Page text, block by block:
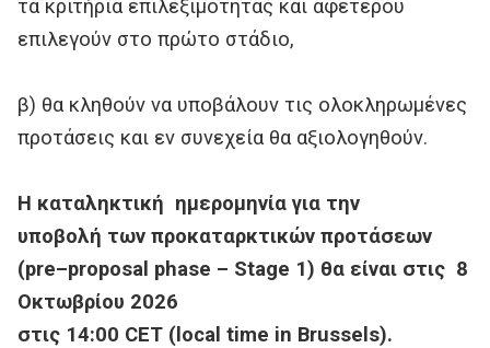
τα κριτήρια επιλεξιμότητας και αφετέρου
επιλεγούν στο πρώτο στάδιο,
β) θα κληθούν να υποβάλουν τις ολοκληρωμένες
προτάσεις και εν συνεχεία θα αξιολογηθούν.
Η καταληκτική ημερομηνία για την
υποβολή των προκαταρκτικών προτάσεων
(pre–proposal phase – Stage 1) θα είναι στις 8
Οκτωβρίου 2026
στις 14:00 CET ( local time in Brussels).